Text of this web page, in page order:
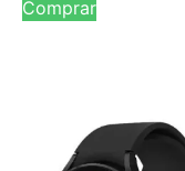
Comprar